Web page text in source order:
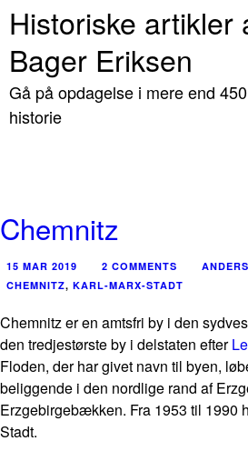
Historiske artikler
Bager Eriksen
Gå på opdagelse i mere end
historie
Chemnitz
15 MAR 2019 2 COMMENTS
CHEMNITZ, KARL-MARX-STADT
Chemnitz er en amtsfri by i den
den tredjestørste by i delstaten efter
Floden, der har givet navn til byen,
beliggende i den nordlige rand af
Erzgebirgebækken. Fra 1953 til 1990
Stadt.